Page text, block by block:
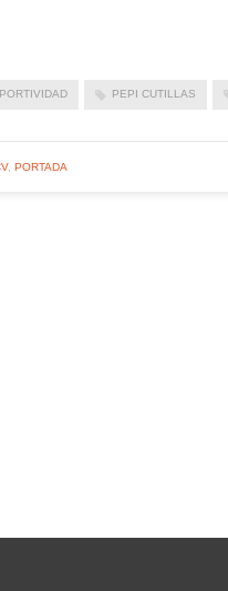
PEPI CUTILLAS
, PORTADA